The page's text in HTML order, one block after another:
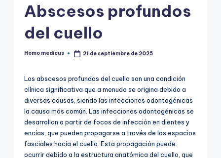
Abscesos profundos
del cuello
Publicado
Homo medicus 21 de septiembre de 2025
Los abscesos profundos del cuello son una condición
clínica significativa que a menudo se origina debido a
diversas causas, siendo las infecciones odontogénicas
la causa más común. Las infecciones odontogénicas se
desarrollan a partir de focos de infección en dientes y
encías, que pueden propagarse a través de los espacios
fasciales hacia el cuello. Esta propagación puede
ocurrir debido a la estructura anatómica del cuello, que